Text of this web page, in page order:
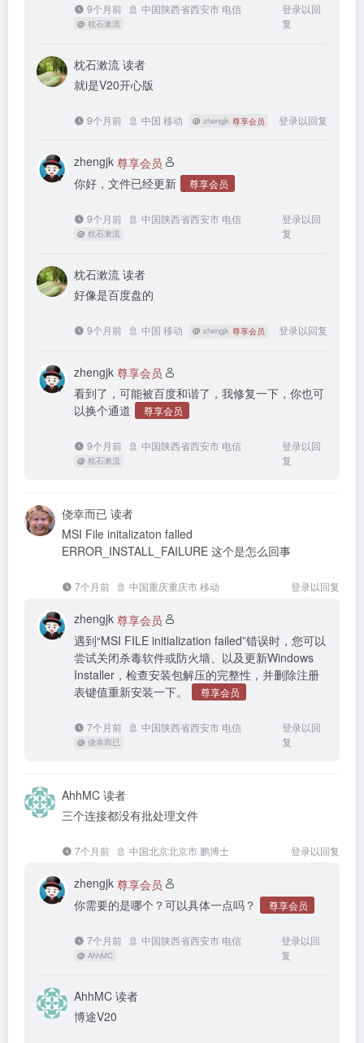
9个月前 中国陕西省西安市 电信
@ 枕石漱流
登录以回
复
枕石漱流 读者
就i是V20开心版
9个月前 中国 移动 @ zhengjk 尊享会员 登录以回复
zhengjk 尊享会员
你好，文件已经更新
尊享会员
9个月前 中国陕西省西安市 电信
@ 枕石漱流
登录以回
复
枕石漱流 读者
好像是百度盘的
9个月前 中国 移动 @ zhengjk 尊享会员 登录以回复
zhengjk 尊享会员
看到了，可能被百度和谐了，我修复一下，你也可
以换个通道
尊享会员
9个月前 中国陕西省西安市 电信
@ 枕石漱流
登录以回
复
侥幸而已 读者
MSI File initalizaton falled
ERROR_INSTALL_FAILURE 这个是怎么回事
7个月前 中国重庆重庆市 移动 登录以回复
zhengjk 尊享会员
遇到“MSI FILE initialization failed”错误时，您可以
尝试关闭杀毒软件或防火墙、以及更新Windows
Installer，检查安装包解压的完整性，并删除注册
表键值重新安装一下。
尊享会员
7个月前 中国陕西省西安市 电信
@ 侥幸而已
登录以回
复
AhhMC 读者
三个连接都没有批处理文件
7个月前 中国北京北京市 鹏博士 登录以回复
zhengjk 尊享会员
你需要的是哪个？可以具体一点吗？
尊享会员
7个月前 中国陕西省西安市 电信
@ AhhMC
登录以回
复
AhhMC 读者
博途V20